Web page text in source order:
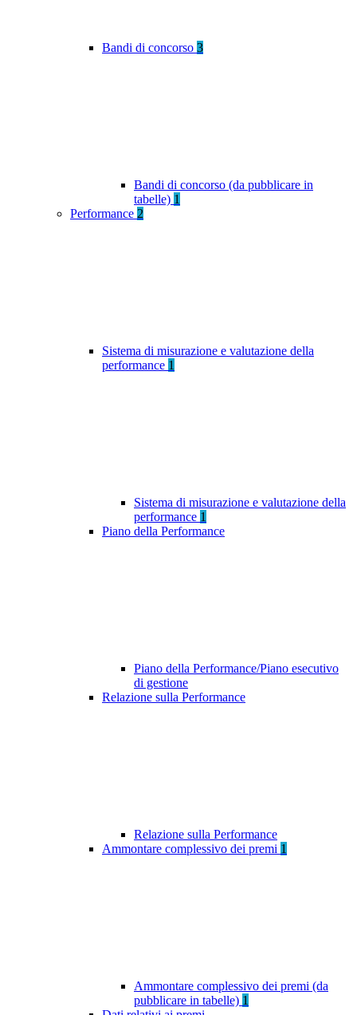
Bandi di concorso 3
Bandi di concorso (da pubblicare in
tabelle) 1
Performance 2
Sistema di misurazione e valutazione della
performance 1
Sistema di misurazione e valutazione della
performance 1
Piano della Performance
Piano della Performance/Piano esecutivo
di gestione
Relazione sulla Performance
Relazione sulla Performance
Ammontare complessivo dei premi 1
Ammontare complessivo dei premi (da
pubblicare in tabelle) 1